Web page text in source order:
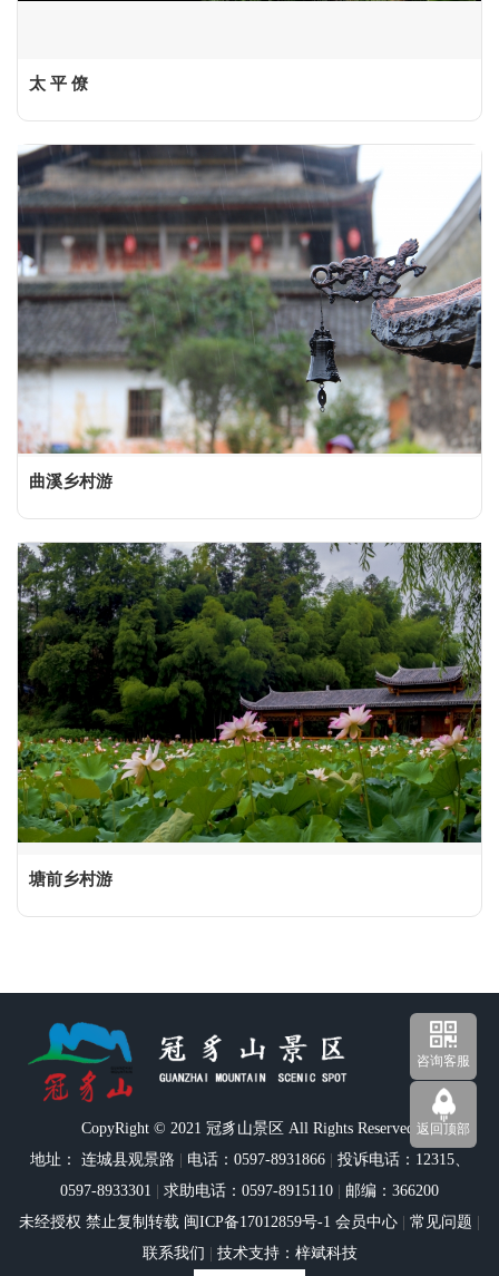
太 平 僚
曲溪乡村游
塘前乡村游
CopyRight © 2021 冠豸山景区 All Rights Reserved.
地址： 连城县观景路
电话：0597-8931866
投诉电话：12315、
0597-8933301
求助电话：0597-8915110
邮编：366200
未经授权 禁止复制转载 闽ICP备17012859号-1 会员中心 常见问题
联系我们
技术支持：梓斌科技
咨询客服
返回顶部